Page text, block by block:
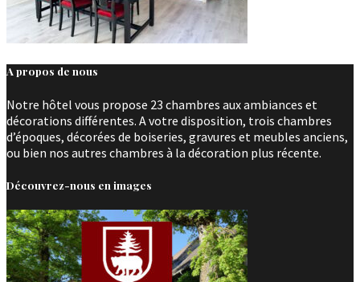
A propos de nous
Notre hôtel vous propose 23 chambres aux ambiances et
décorations différentes. A votre disposition, trois chambres
d’époques, décorées de boiseries, gravures et meubles anciens,
ou bien nos autres chambres à la décoration plus récente.
Découvrez-nous en images